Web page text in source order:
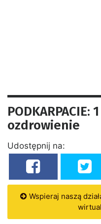
ozdrowienie
Udostępnij na:
Wspieraj naszą